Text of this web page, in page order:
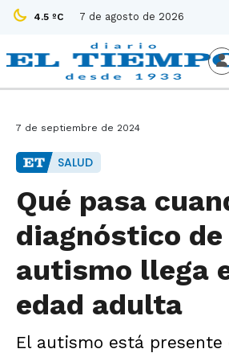
4.5 ºC 7 de agosto de 2026
7 de septiembre de 2024
SALUD
Qué pasa
diagnóstico de
autismo llega
edad adulta
El autismo está presente